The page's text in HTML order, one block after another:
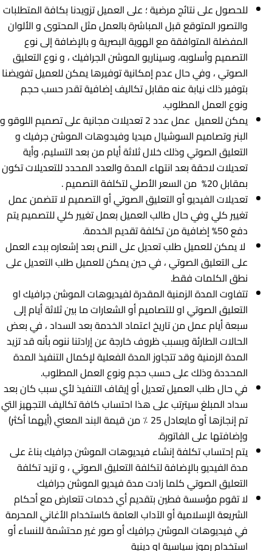
للحصول على نتائج مرضية ؛ على العميل تزويدنا بكافة المتطلبات
والتصور المتوقع قبل المباشرة بالعمل مثل المحتوى و الألوان
المفضلة المتوافقة مع الهوية البصرية و بالإضافة إلى نوع
التصميم وأسلوبه، وسيناريو الموشن الجرافيك ، و نوع التعليق
الصوتي ، وﻓﻲ حال عدم إمکانیة توفیرها یمکن للعمیل تفویضنا
بتوفیر ذلك نیابة عنه مقابل تکالیف إضافیة تقدر حسب حجم
ونوع العمل المطلوب.
يمكن للعميل عمل عدد 2 تعديلات مجانية على تصميم اللوقو و
البنر وتصاميم السوشيال ميديا وفيدوهات الموشن جرفيك و
التعليق الصوتي وذلك خلال ثلاثة أيام من بعد التسليم، وأية
تعديلات لاحقة بعد انتهاء المدة والعدد المحدد للتعديلات تكون
بمقابل 20% من السعر الأصلي لتكلفة التصميم .
تعديلات الفيديو أو التعليق الصوتي أو التصميم لا تتضمن عمل
تغيير كلي وفي حال طالب العميل بعمل تغيير كلي للتصميم يتم
دفع 50% إضافية من تكلفة تقديم الخدمة.
لا يمكن للعميل طلب تعديل على النص بعد إشعاره ببدء العمل
على التعليق الصوتي ، في حين يمكن للعميل طلب التعديل على
نطق الكلمات فقط.
تتفاوت المدة الزمنية المقدرة لفيديوهات الموشن جرافيك او
التعليق الصوتي او للتصاميم أو الشعارات ما بين ثلاثة أيام إلى
سبعة أيام عمل من تاريخ اعتماد الخدمة بعد السداد ، في بعض
الحالات الطارئة وبسبب ظروف خارجة عن إرادتنا ننوه بأنه قد تزيد
المدة الزمنية وقد تتجاوز المدة الفعلية لإكمال التنفيذ المدة
المحددة وذلك على حسب حجم ونوع العمل المطلوب.
في حال طلب العمیل تعدیل أو إیقاف التنفیذ لأي سبب کان بعد
سداد المبلغ سیترتب على هذا احتساب کافة تکالیف التجهیز التي
تم إنجازها أو مایعادل 25 ٪ من قیمة البند المعني (أیهما أکثر)
وإضافتها على الفاتورة.
يتم إحتساب تكلفة إنشاء فيديوهات الموشن جرافيك بناءً على
مدة الفيديو بالإضافة لتكلفة التعليق الصوتي ، و تزيد تكلفة
التعليق الصوتي كلما زادت مدة فيديو الموشن جرافيك
لا تقوم مؤسسة فطين بتقديم أي خدمات تتعارض مع أحكام
الشريعة الإسلامية أو الآداب العامة كاستخدام الأغاني المحرمة
في فيديوهات الموشن جرافيك أو صور غير محتشمة للنساء أو
استخدام رموز سياسية او دينية